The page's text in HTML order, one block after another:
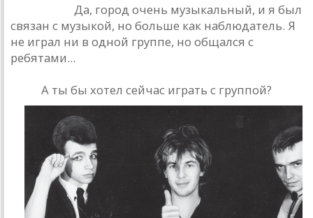
Да, город очень музыкальный, и я был
связан с музыкой, но больше как наблюдатель. Я
не играл ни в одной группе, но общался с
ребятами...
А ты бы хотел сейчас играть с группой?